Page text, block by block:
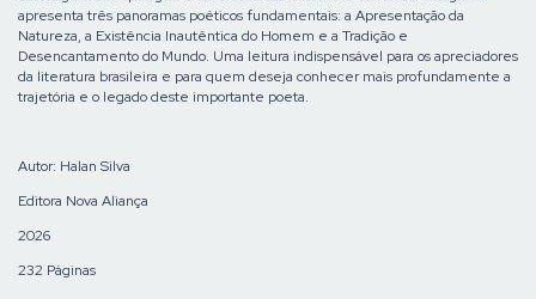
apresenta três panoramas poéticos fundamentais: a Apresentação da
Natureza, a Existência Inautêntica do Homem e a Tradição e
Desencantamento do Mundo. Uma leitura indispensável para os apreciadores
da literatura brasileira e para quem deseja conhecer mais profundamente a
trajetória e o legado deste importante poeta.
Autor: Halan Silva
Editora Nova Aliança
2026
232 Páginas